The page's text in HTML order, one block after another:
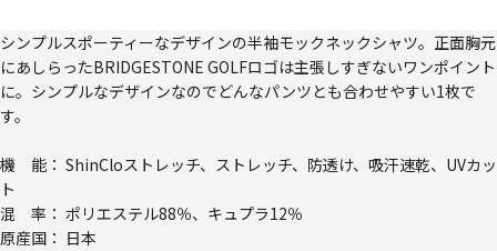
シンプルスポーティーなデザインの半袖モックネックシャツ。正面胸元
にあしらったBRIDGESTONE GOLFロゴは主張しすぎないワンポイント
に。シンプルなデザインなのでどんなパンツとも合わせやすい1枚で
す。
機 能： ShinCloストレッチ、ストレッチ、防透け、吸汗速乾、UVカッ
ト
混 率： ポリエステル88％、キュプラ12％
原産国： 日本